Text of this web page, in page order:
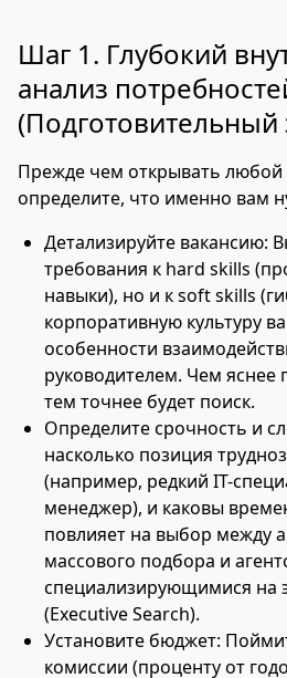
Шаг 1. Глубокий
анализ
(Подготовительный
Прежде чем открывать любой
определите, что именно вам
Детализируйте вакансию:
требования к hard skills
навыки), но и к soft skills
корпоративную культуру
особенности
руководителем. Чем яснее
тем точнее будет поиск.
Определите срочность и
насколько позиция
(например, редкий IT-
менеджер), и каковы
повлияет на выбор между
массового подбора и
специализирующимися на
(Executive Search).
Установите бюджет:
комиссии (проценту от